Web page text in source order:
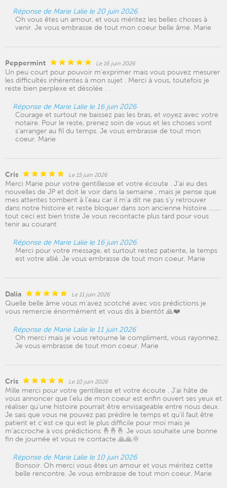
Réponse de Marie Lalie le 20 juin 2026
Oh vous êtes un amour, et vous méritez les belles choses à
venir. Je vous embrasse de tout mon coeur belle âme. Marie
Peppermint Le 16 juin 2026
Un peu court pour pouvoir m'exprimer mais vous pouvez mesurer
les difficultés inhérentes à mon sujet . Merci à vous, toutefois je
reste bien perplexe et désolée . .
Réponse de Marie Lalie le 16 juin 2026
Courage et surtout ne baissez pas les bras, et voyez avec votre
notaire. Pour le reste, prenez soin de vous et les choses vont
s'arranger au fil du temps. Je vous embrasse de tout mon
coeur. Marie
Cris Le 15 juin 2026
Merci Marie pour votre gentillesse et votre écoute . J’ai eu des
nouvelles de JP et doit le voir dans la semaine , mais je pense que
mes attentes tombent à l’eau car il m’a dit ne pas s’y retrouver
dans notre histoire et reste bloquer dans son ancienne histoire …….
tout ceci est bien triste Je vous recontacte plus tard pour vous
tenir au courant
Réponse de Marie Lalie le 16 juin 2026
Merci pour votre message, et surtout restez patiente, le temps
est votre allié. Je vous embrasse de tout mon coeur. Marie
Dalia Le 11 juin 2026
Quelle belle âme vous m'avez scotché avec vos prédictions je
vous remercie énormément et vous dis à bientôt 🙏❤️
Réponse de Marie Lalie le 11 juin 2026
Oh merci mais je vous retourne le compliment, vous rayonnez.
Je vous embrasse de tout mon coeur. Marie
Cris Le 10 juin 2026
Mille merci pour votre gentillesse et votre écoute . J’ai hâte de
vous annoncer que l’elu de mon coeur est enfin ouvert ses yeux et
réaliser qu’une histoire pourrait être envisageable entre nous deux.
Je sais que vous ne pouvez pas prédire le temps et qu’il faut être
patient et c’est ce qui est le plus difficile pour moi mais je
m’accroche à vos prédictions 🤞🤞🤞 Je vous souhaite une bonne
fin de journée et vous re contacte 🙏🙏🌞
Réponse de Marie Lalie le 10 juin 2026
Bonsoir. Oh merci vous êtes un amour et vous méritez cette
belle rencontre. Je vous embrasse de tout mon coeur. Marie